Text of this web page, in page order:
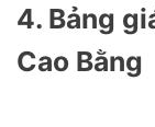
4. Bảng
Cao Bằng